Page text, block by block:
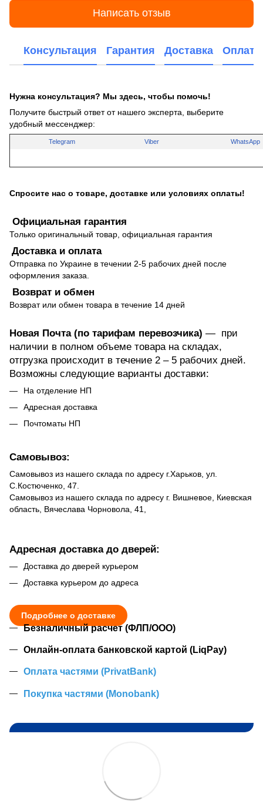
Написать отзыв
Консультация Гарантия Доставка Оплата
Нужна консультация? Мы здесь, чтобы помочь!
Получите быстрый ответ от нашего эксперта, выберите
удобный мессенджер:
Telegram Viber WhatsApp
Спросите нас о товаре, доставке или условиях оплаты!
Официальная гарантия
Только оригинальный товар, официальная гарантия
Доставка и оплата
Отправка по Украине в течении 2-5 рабочих дней после
оформления заказа.
Возврат и обмен
Возврат или обмен товара в течение 14 дней
Новая Почта (по тарифам перевозчика) — при
наличии в полном объеме товара на складах,
отгрузка происходит в течение 2 – 5 рабочих дней.
Возможны следующие варианты доставки:
На отделение НП
Адресная доставка
Почтоматы НП
Самовывоз:
Самовывоз из нашего склада по адресу г.Харьков, ул.
С.Костюченко, 47.
Самовывоз из нашего склада по адресу г. Вишневое, Киевская
область, Вячеслава Чорновола, 41,
Адресная доставка до дверей:
Доставка до дверей курьером
Доставка курьером до адреса
Подробнее о доставке
Безналичный расчет (ФЛП/ООО)
Онлайн-оплата банковской картой (LiqPay)
Оплата частями (PrivatBank)
Покупка частями (Monobank)